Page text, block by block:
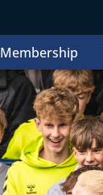
Membership